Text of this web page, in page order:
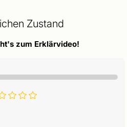
Zustand
zum Erklärvideo!